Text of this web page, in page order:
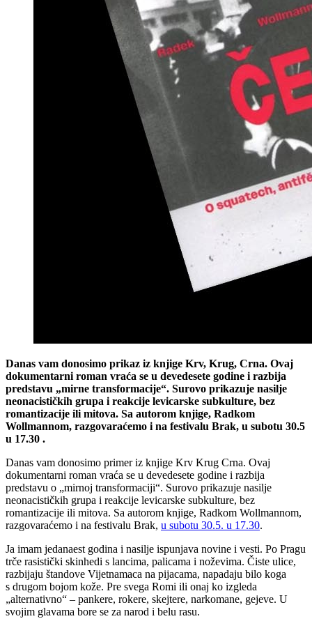
Danas vam donosimo prikaz iz knjige Krv, Krug, Crna. Ovaj
dokumentarni roman vraća se u devedesete godine i razbija
predstavu „mirne transformacije“. Surovo prikazuje nasilje
neonacističkih grupa i reakcije levicarske subkulture, bez
romantizacije ili mitova. Sa autorom knjige, Radkom
Wollmannom, razgovaraćemo i na festivalu Brak, u subotu 30.5
u 17.30 .
Danas vam donosimo primer iz knjige Krv Krug Crna. Ovaj
dokumentarni roman vraća se u devedesete godine i razbija
predstavu o „mirnoj transformaciji“. Surovo prikazuje nasilje
neonacističkih grupa i reakcije levicarske subkulture, bez
romantizacije ili mitova. Sa autorom knjige, Radkom Wollmannom,
razgovaraćemo i na festivalu Brak, u subotu 30.5. u 17.30.
Ja imam jedanaest godina i nasilje ispunjava novine i vesti. Po Pragu
trče rasistički skinhedi s lancima, palicama i noževima. Čiste ulice,
razbijaju štandove Vijetnamaca na pijacama, napadaju bilo koga
s drugom bojom kože. Pre svega Romi ili onaj ko izgleda
„alternativno“ – pankere, rokere, skejtere, narkomane, gejeve. U
svojim glavama bore se za narod i belu rasu.